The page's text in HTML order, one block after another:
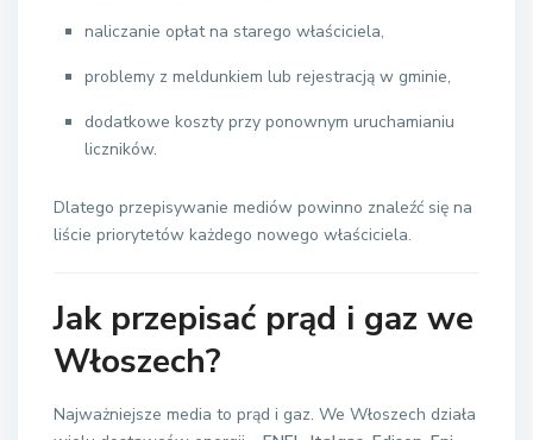
naliczanie opłat na starego właściciela,
problemy z meldunkiem lub rejestracją w gminie,
dodatkowe koszty przy ponownym uruchamianiu
liczników.
Dlatego przepisywanie mediów powinno znaleźć się na
liście priorytetów każdego nowego właściciela.
Jak przepisać prąd i gaz we
Włoszech?
Najważniejsze media to prąd i gaz. We Włoszech działa